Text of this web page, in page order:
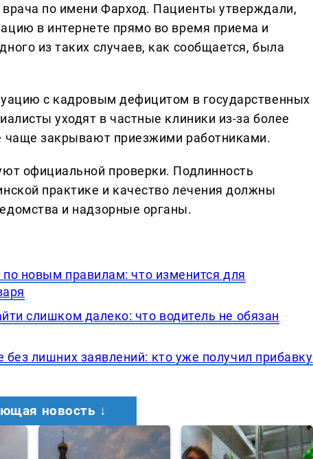
по имени Фарход. Пациенты утверждали,
в интернете прямо во время приема и
из таких случаев, как сообщается, была
с кадровым дефицитом в государственных
уходят в частные клиники из-за более
чаще закрывают приезжими работниками.
официальной проверки. Подлинность
практике и качество лечения должны
и надзорные органы.
новым правилам: что изменится для
слишком далеко: что водитель не обязан
лишних заявлений: кто уже получил прибавку
новость ↓